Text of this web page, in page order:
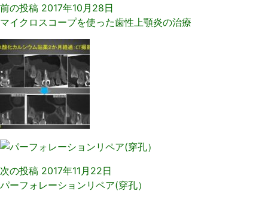
前の投稿 2017年10月28日
マイクロスコープを使った歯性上顎炎の治療
次の投稿 2017年11月22日
パーフォレーションリペア(穿孔）